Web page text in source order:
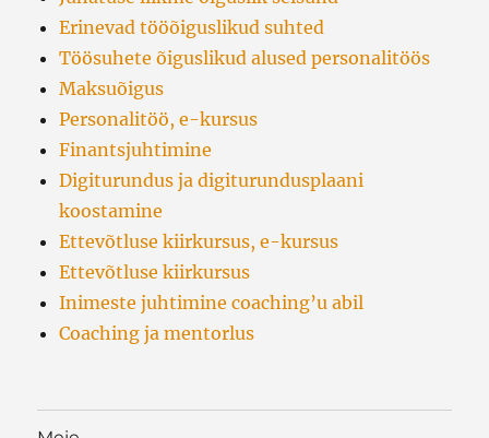
Erinevad tööõiguslikud suhted
Töösuhete õiguslikud alused personalitöös
Maksuõigus
Personalitöö, e-kursus
Finantsjuhtimine
Digiturundus ja digiturundusplaani
koostamine
Ettevõtluse kiirkursus, e-kursus
Ettevõtluse kiirkursus
Inimeste juhtimine coaching’u abil
Coaching ja mentorlus